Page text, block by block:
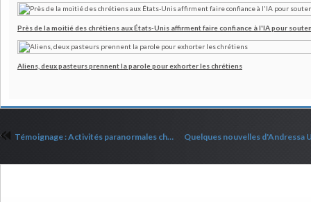
Près de la moitié des chrétiens aux États-Unis affirment faire confiance à l'IA pour
Aliens, deux pasteurs prennent la parole pour exhorter les chrétiens
Témoignage : Activités paranormales chez les célébrités